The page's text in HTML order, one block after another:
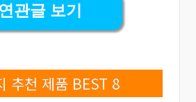
연관글 보기
추천 제품 BEST 8